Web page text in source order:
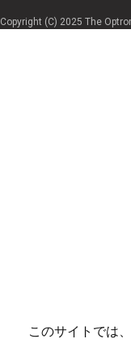
このサイトでは
Copyright (C) 2025 The